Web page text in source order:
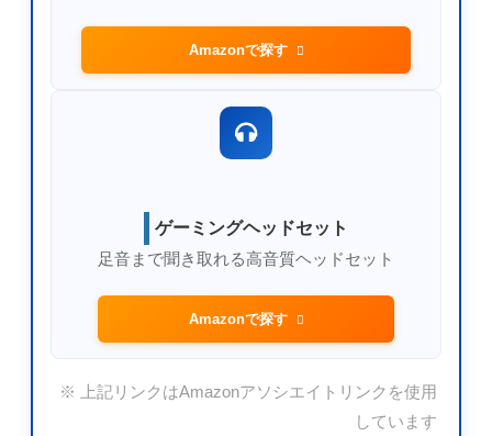
Amazonで探す
ゲーミングヘッドセット
足音まで聞き取れる高音質ヘッドセット
Amazonで探す
※ 上記リンクはAmazonアソシエイトリンクを使用
しています